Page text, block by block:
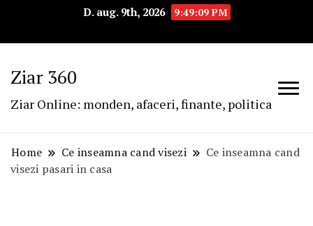
D. aug. 9th, 2026 9:49:10 PM
Ziar 360
Ziar Online: monden, afaceri, finante, politica
Home Ce inseamna cand visezi
Ce inseamna cand
visezi pasari in casa